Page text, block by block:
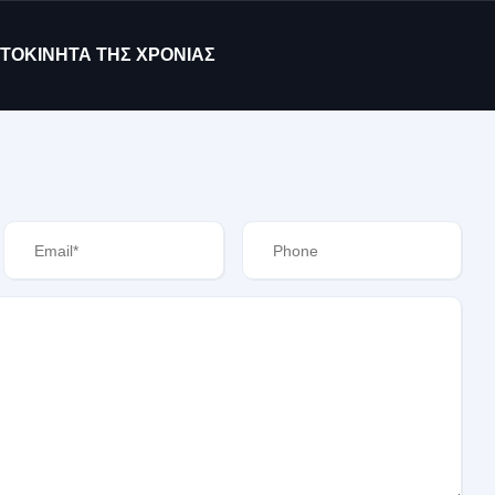
ΤΗΣ ΧΡΟΝΙΑΣ